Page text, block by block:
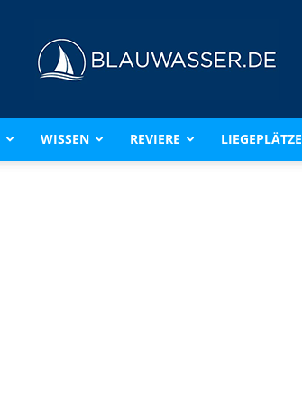
BLAUWASSER.DE
WISSEN REVIERE LIEGEPLÄTZE